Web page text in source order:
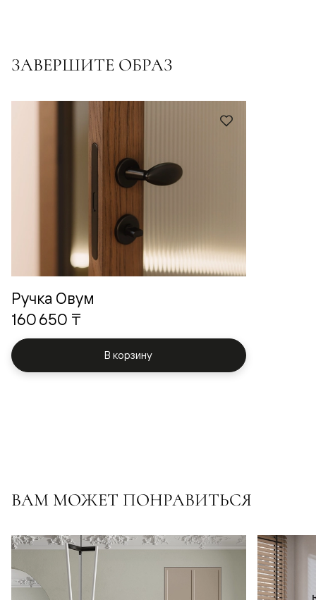
ЗАВЕРШИТЕ ОБРАЗ
Ручка Овум
160 650 ₸
В корзину
ВАМ МОЖЕТ ПОНРАВИТЬСЯ